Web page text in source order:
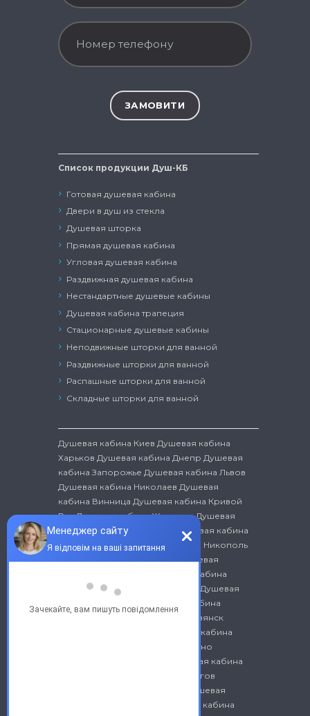
Список продукции Душ-КБ
Готовая душевая кабина
Двери в душ из стекла
Душевая шторка
Прямая душевая кабина
Угловая душевая кабина
Раздвижная душевая кабина
Нестандартные душевые кабины
Душевая кабина трапеция
Стационарные душевые кабины
Неподвижные шторки для ванной
Раздвижные шторки для ванной
Распашные шторки для ванной
Складные шторки для ванной
Душевая кабина Киев Душевая кабина
Харьков Душевая кабина Днепр Душевая
кабина Запорожье Душевая кабина Львов
Душевая кабина Николаев Душевая
кабина Винница Душевая кабина Кривой
РогДушевая кабина ЖитомирДушевая
кабина Ивано-Франковск
Душевая кабина
Белая ЦерковьДушевая кабина Никополь
Душевая кабина БердянскДушевая
Душевая кабина
БроварыДушевая кабина Луцк Душевая
Душевая кабина
Душевая кабина Славянск
Душевая кабина
Душевая кабина Ровно
Душевая кабина
Душевая кабина Чернигов
Душевая
Душевая кабина